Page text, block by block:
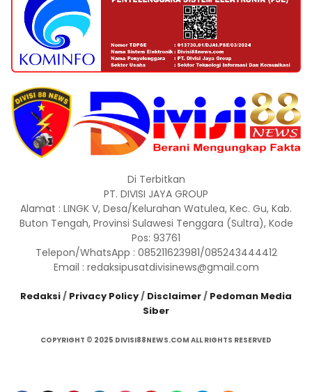
Di Terbitkan
PT. DIVISI JAYA GROUP
Alamat : LINGK V, Desa/Kelurahan Watulea, Kec. Gu, Kab.
Buton Tengah, Provinsi Sulawesi Tenggara (Sultra), Kode
Pos: 93761
Telepon/WhatsApp : 085211623981/085243444412
Email : redaksipusatdivisinews@gmail.com
Redaksi/ Privacy Policy/ Disclaimer/ Pedoman Media
Siber
COPYRIGHT © 2025 DIVISI88NEWS.COM ALL RIGHTS RESERVED